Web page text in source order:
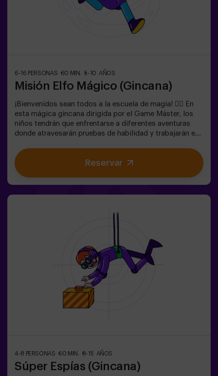
6-16 PERSONAS 60 MIN. 5-10 AÑOS
Misión Elfo Mágico (Gincana)
¡Bienvenidos sean todos a la escuela de magia! 🧙‍♀️ En
esta mágica gincana dirigida por el Game Máster, los
niños tendrán que enfrentarse a diferentes aventuras
donde atravesarán pruebas de habilidad y trabajarán en
poder alcanzar una misión y saborear una dulce... muy
dulce victoria. La imaginación es capaz de atravesar las
fronteras de la magia y esta gincana llevará a los
complementar tu hechizante experiencia con una
Reservar
4-8 PERSONAS 60 MIN. 8-15 AÑOS
Súper Espías (Gincana)